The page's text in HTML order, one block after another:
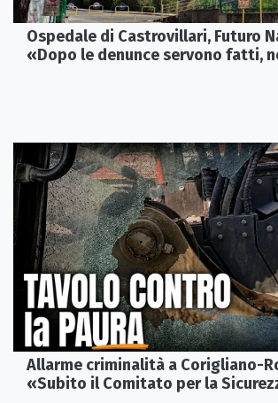
Ospedale di Castrovillari, Futuro
«Dopo le denunce servono fatti,
Allarme criminalità a Corigliano-
«Subito il Comitato per la